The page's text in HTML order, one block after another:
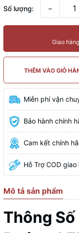
Số lượng: −
Giao
THÊM VÀO GIỎ
Miễn phí vận
Bảo hành chính
Cam kết chính
Hỗ Trợ COD
Mô tả sản phẩm
Thông